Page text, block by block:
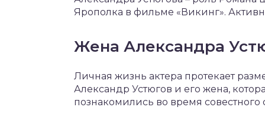
Ярополка в фильме «Викинг».
Жена Александра
Личная жизнь актера протекает
Александр Устюгов и его жена,
познакомились во время совестного